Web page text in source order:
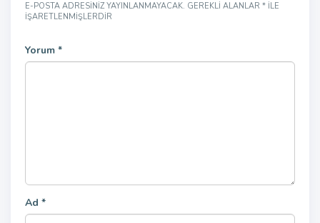
E-POSTA ADRESINIZ YAYINLANMAYACAK. GEREKLI ALANLAR * ILE
IŞARETLENMIŞLERDIR
Yorum *
Ad *